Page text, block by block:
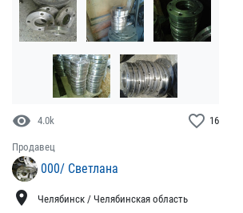
visibility 4.0k favorite_border 16
Продавец
000/ Светлана
location_on Челябинск / Челябинская область